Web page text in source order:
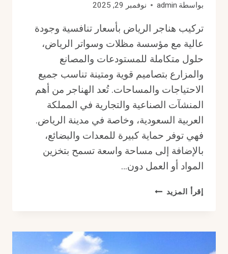
بواسطة admin نوفمبر 29, 2025
تركيب هناجر الرياض بأسعار تنافسية وجودة
عالية مع مؤسسة مظلات وسواتر الرياض،
حلول متكاملة للمستودعات والمصانع
والمزارع بتصاميم قوية ومتينة تناسب جميع
الاحتياجات والمساحات. تُعد الهناجر من أهم
المنشآت الصناعية والتجارية في المملكة
العربية السعودية، وخاصة في مدينة الرياض.
فهي توفر حماية كبيرة للمعدات والبضائع،
بالإضافة إلى مساحة واسعة تسمح بتخزين
المواد أو العمل دون…
إقرأ المزيد تركيب